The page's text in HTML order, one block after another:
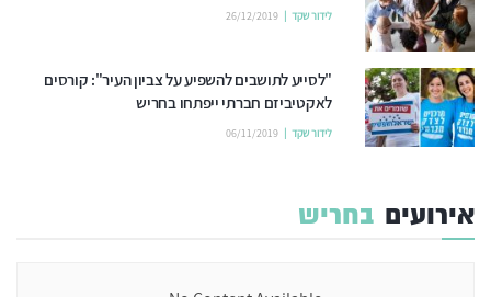
לידור שקד 26/12/2019
"לסייע לתושבים להשפיע על צביון העיר": קורסים
לאקטיביזם חברתי ייפתחו בחריש
לידור שקד 06/11/2019
אירועים בחריש